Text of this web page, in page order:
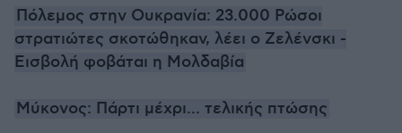
Πόλεμος στην Ουκρανία: 23.000 Ρώσοι
στρατιώτες σκοτώθηκαν, λέει ο Ζελένσκι -
Εισβολή φοβάται η Μολδαβία
Μύκονος: Πάρτι μέχρι... τελικής πτώσης